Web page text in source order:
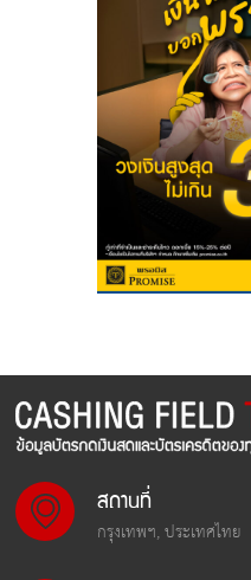
สถานที่
กรุงเทพฯ, ประเทศไทย